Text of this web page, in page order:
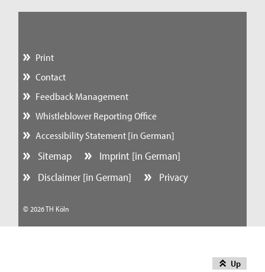
Up
Print
Contact
Feedback Management
Whistleblower Reporting Office
Accessibility Statement [in German]
Sitemap
Imprint [in German]
Disclaimer [in German]
Privacy
© 2026 TH Köln